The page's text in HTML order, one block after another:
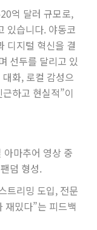
억 달러 규모로,
있습니다. 야동코
디지털 혁신을 결
선두를 달리고 있
화, 로컬 감성으
하고 현실적”이
아마추어 영상 중
덤 형성.
트리밍 도입, 전문
재밌다”는 피드백